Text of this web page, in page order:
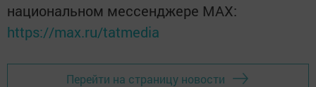
национальном мессенджере MАХ:
https://max.ru/tatmedia
Перейти на страницу новости